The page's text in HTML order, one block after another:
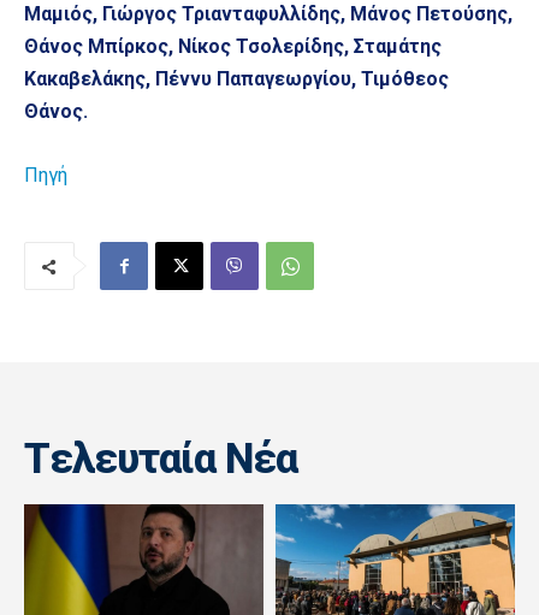
Μαμιός, Γιώργος Τριανταφυλλίδης, Μάνος Πετούσης,
Θάνος Μπίρκος, Νίκος Τσολερίδης, Σταμάτης
Κακαβελάκης, Πέννυ Παπαγεωργίου, Τιμόθεος
Θάνος.
Πηγή
Tελευταία Nέα